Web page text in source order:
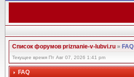
Список форумов priznanie-v-lubvi.ru»FAQ
Текущее время Пт Авг 07, 2026 1:41 pm
FAQ